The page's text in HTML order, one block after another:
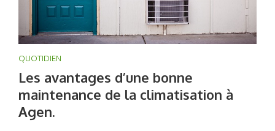
QUOTIDIEN
Les avantages d’une bonne
maintenance de la climatisation à
Agen.